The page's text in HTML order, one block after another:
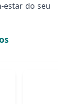
estar do seu